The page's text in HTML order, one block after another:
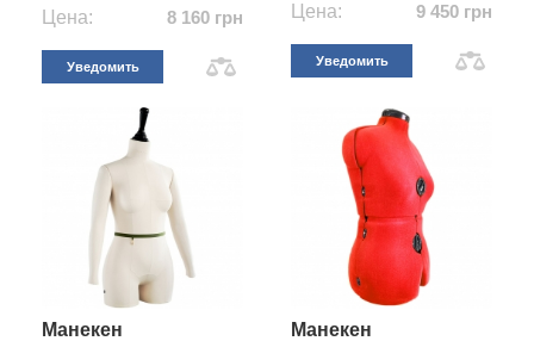
Цена: 8 160 грн
Уведомить
Цена: 9 450 грн
Уведомить
Манекен
Манекен